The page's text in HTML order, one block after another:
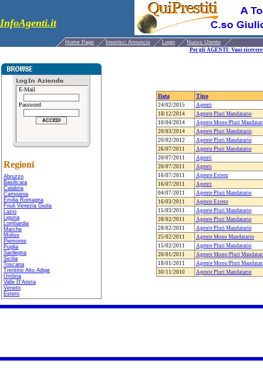
InfoAgenti.it
Home Page Inserisci Annuncio Login
Nuovo Utente
Per gli AGENTI: Vuoi
E-Mail
Password
Regioni
Abruzzo
Basilicata
Calabria
Campania
Emilia Romagna
Friuli Venezia Giulia
Lazio
Liguria
Lombardia
Marche
Molise
Piemonte
Puglia
Sardegna
Sicilia
Toscana
Trentino Alto Adige
Umbria
Valle D'Aosta
Veneto
Estero
Data Tipo
24/02/2015
Agenti
18/12/2014
Agente Pluri Mandatario
10/04/2014
Agente Mono/Pluri
20/03/2014
Agente Pluri Mandatario
20/02/2012
Agente Pluri Mandatario
26/07/2011
Agente Pluri Mandatario
20/07/2011
Agenti
20/07/2011
Agenti
16/07/2011
Agente Estero
16/07/2011
Agenti
04/07/2011
Agente Pluri Mandatario
16/03/2011
Agente Estero
15/03/2011
Agente Pluri Mandatario
28/02/2011
Agente Pluri Mandatario
28/02/2011
Agente Pluri Mandatario
25/02/2011
Agente Mono Mandatario
15/02/2011
Agente Pluri Mandatario
20/01/2011
Agente Mono/Pluri
18/01/2011
Agente Mono/Pluri
30/11/2010
Agente Pluri Mandatario